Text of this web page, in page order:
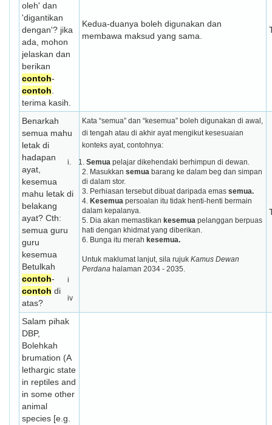
oleh' dan
'digantikan
dengan'? jika
ada, mohon
jelaskan dan
berikan
contoh-
contoh
terima kasih.
Kedua-duanya boleh digunakan dan
membawa maksud yang sama.
Benarkah
semua mahu
letak di
hadapan
ayat,
kesemua
mahu letak di
belakang
ayat? Cth:
semua guru
guru
kesemua
Betulkah
contoh-
contoh di
atas?
Kata “semua” dan “kesemua” boleh digunakan di awal,
di tengah atau di akhir ayat mengikut kesesuaian
konteks ayat, contohnya:
i. 1. Semua pelajar dikehendaki berhimpun di dewan.
2. Masukkan semua barang ke dalam beg dan simpan
di dalam stor.
3. Perhiasan tersebut dibuat daripada emas semua.
4. Kesemua persoalan itu tidak henti-henti bermain
dalam kepalanya.
5. Dia akan memastikan kesemua pelanggan berpuas
hati dengan khidmat yang diberikan.
6. Bunga itu merah kesemua.
Untuk maklumat lanjut, sila rujuk Kamus Dewan
Perdana halaman 2034 - 2035.
i
iv
Salam pihak
DBP,
Bolehkah
brumation (A
lethargic state
in reptiles and
in some other
animal
species [e.g.